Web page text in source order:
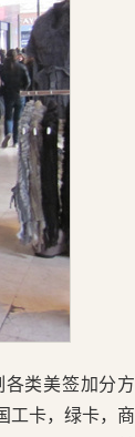
类美签加分方
工卡，绿卡，商